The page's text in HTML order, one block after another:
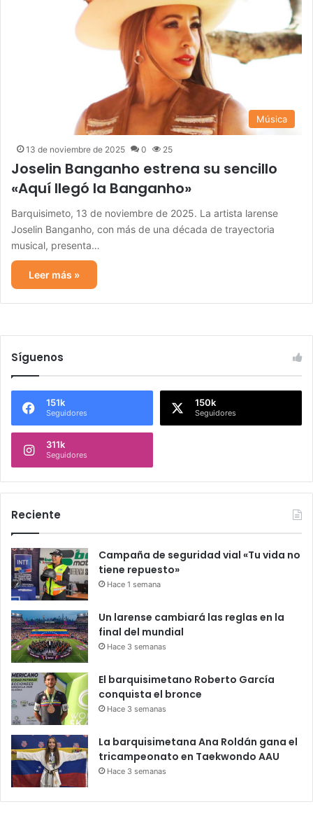
Música
13 de noviembre de 2025 0 25
Joselin Banganho estrena su sencillo
«Aquí llegó la Banganho»
Barquisimeto, 13 de noviembre de 2025. La artista larense
Joselin Banganho, con más de una década de trayectoria
musical, presenta…
Leer más »
Síguenos
151k
Seguidores
150k
Seguidores
311k
Seguidores
Reciente
Campaña de seguridad vial «Tu vida no
tiene repuesto»
Hace 1 semana
Un larense cambiará las reglas en la
final del mundial
Hace 3 semanas
El barquisimetano Roberto García
conquista el bronce
Hace 3 semanas
La barquisimetana Ana Roldán gana el
tricampeonato en Taekwondo AAU
Hace 3 semanas